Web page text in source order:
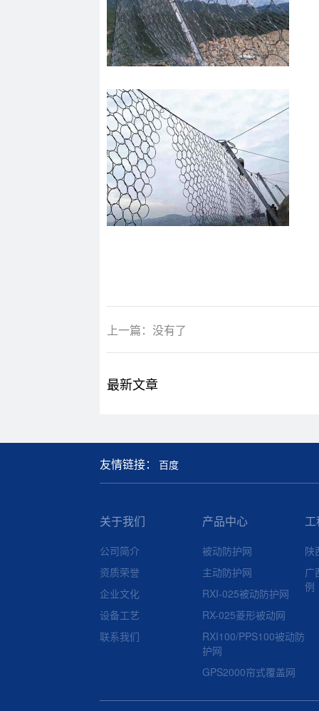
上一篇：没有了
最新文章
友情链接： 百度
关于我们
公司简介
资质荣誉
企业文化
设备工艺
联系我们
产品中心
被动防护网
主动防护网
RXI-025被动防护网
RX-025菱形被动网
RXI100/PPS100被动防
护网
GPS2000帘式覆盖网
陕
广
例